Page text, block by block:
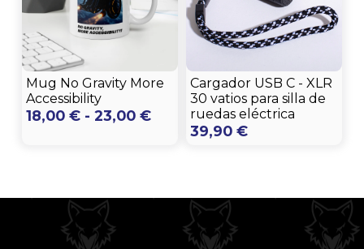
Mug No Gravity More
Accessibility
18,00 € - 23,00 €Rango
hasta
23,00 €
Cargador USB C - XLR
30 vatios para silla de
ruedas eléctrica
39,90 €